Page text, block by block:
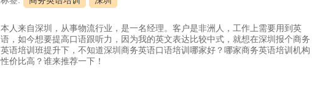
本人来自深圳，从事物流行业，是一名经理。客户是非洲人，工作上需要用到英
语，如今想要提高口语跟听力，因为我的英文表达比较中式，就想在深圳报个商务
英语培训班提升下，不知道深圳商务英语口语培训哪家好？哪家商务英语培训机构
性价比高？谁来推荐一下！